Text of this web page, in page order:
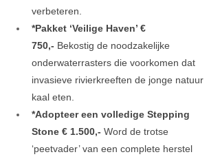
verbeteren.
*Pakket ‘Veilige Haven’ €
750,- Bekostig de noodzakelijke
onderwaterrasters die voorkomen dat
invasieve rivierkreeften de jonge natuur
kaal eten.
*Adopteer een volledige Stepping
Stone € 1.500,- Word de trotse
‘peetvader’ van een complete herstel